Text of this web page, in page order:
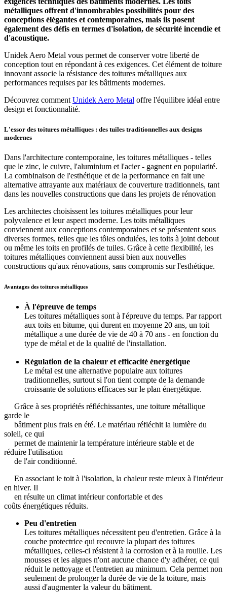
métalliques offrent d'innombrables possibilités pour des
conceptions élégantes et contemporaines, mais ils posent
également des défis en termes d'isolation, de sécurité incendie et
d'acoustique.
Unidek Aero Metal vous permet de conserver votre liberté de
conception tout en répondant à ces exigences. Cet élément de toiture
innovant associe la résistance des toitures métalliques aux
performances requises par les bâtiments modernes.
Découvrez commentUnidek Aero Metal offre l'équilibre idéal entre
design et fonctionnalité.
L'essor des toitures métalliques : des tuiles traditionnelles aux designs
modernes
Dans l'architecture contemporaine, les toitures métalliques - telles
que le zinc, le cuivre, l'aluminium et l'acier - gagnent en popularité.
La combinaison de l'esthétique et de la performance en fait une
alternative attrayante aux matériaux de couverture traditionnels, tant
dans les nouvelles constructions que dans les projets de rénovation
Les architectes choisissent les toitures métalliques pour leur
polyvalence et leur aspect moderne. Les toits métalliques
conviennent aux conceptions contemporaines et se présentent sous
diverses formes, telles que les tôles ondulées, les toits à joint debout
ou même les toits en profilés de tuiles. Grâce à cette flexibilité, les
toitures métalliques conviennent aussi bien aux nouvelles
constructions qu'aux rénovations, sans compromis sur l'esthétique.
Avantages des toitures métalliques
À l'épreuve de temps
Les toitures métalliques sont à l'épreuve du temps. Par rapport
aux toits en bitume, qui durent en moyenne 20 ans, un toit
métallique a une durée de vie de 40 à 70 ans - en fonction du
type de métal et de la qualité de l'installation.
Régulation de la chaleur et efficacité énergétique
Le métal est une alternative populaire aux toitures
traditionnelles, surtout si l'on tient compte de la demande
croissante de solutions efficaces sur le plan énergétique.
Grâce à ses propriétés réfléchissantes, une toiture métallique
garde le
bâtiment plus frais en été. Le matériau réfléchit la lumière du
soleil, ce qui
permet de maintenir la température intérieure stable et de
réduire l'utilisation
de l'air conditionné.
En associant le toit à l'isolation, la chaleur reste mieux à l'intérieur
en hiver. Il
en résulte un climat intérieur confortable et des
coûts énergétiques réduits.
Peu d'entretien
Les toitures métalliques nécessitent peu d'entretien. Grâce à la
couche protectrice qui recouvre la plupart des toitures
métalliques, celles-ci résistent à la corrosion et à la rouille. Les
mousses et les algues n'ont aucune chance d'y adhérer, ce qui
réduit le nettoyage et l'entretien au minimum. Cela permet non
seulement de prolonger la durée de vie de la toiture, mais
aussi d'augmenter la valeur du bâtiment.